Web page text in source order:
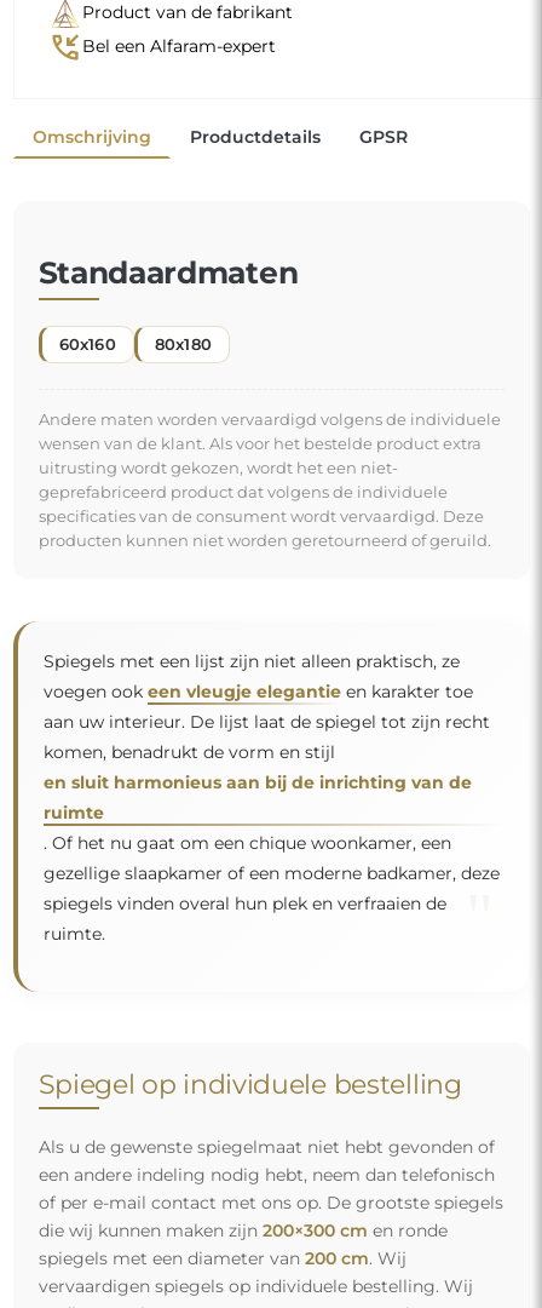
Product van de fabrikant
phone_callback Bel een Alfaram-expert
Omschrijving Productdetails GPSR
Standaardmaten
60x160 80x180
Andere maten worden vervaardigd volgens de individuele
wensen van de klant. Als voor het bestelde product extra
uitrusting wordt gekozen, wordt het een niet-
geprefabriceerd product dat volgens de individuele
specificaties van de consument wordt vervaardigd. Deze
producten kunnen niet worden geretourneerd of geruild.
Spiegels met een lijst zijn niet alleen praktisch, ze
voegen ook een vleugje elegantieen karakter toe
aan uw interieur. De lijst laat de spiegel tot zijn recht
komen, benadrukt de vorm en stijl
en sluit harmonieus aan bij de inrichting van de
ruimte
. Of het nu gaat om een chique woonkamer, een
gezellige slaapkamer of een moderne badkamer, deze
spiegels vinden overal hun plek en verfraaien de
ruimte.
Spiegel op individuele bestelling
Als u de gewenste spiegelmaat niet hebt gevonden of
een andere indeling nodig hebt, neem dan telefonisch
of per e-mail contact met ons op. De grootste spiegels
die wij kunnen maken zijn 200×300 cm en ronde
spiegels met een diameter van 200 cm. Wij
vervaardigen spiegels op individuele bestelling. Wij